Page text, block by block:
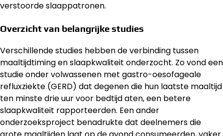
verstoorde slaappatronen.
Overzicht van belangrijke studies
Verschillende studies hebben de verbinding tussen
maaltijdtiming en slaapkwaliteit onderzocht. Zo vond een
studie onder volwassenen met gastro-oesofageale
refluxziekte (GERD) dat degenen die hun laatste maaltijd
ten minste drie uur voor bedtijd aten, een betere
slaapkwaliteit rapporteerden. Een ander
onderzoeksproject benadrukte dat deelnemers die